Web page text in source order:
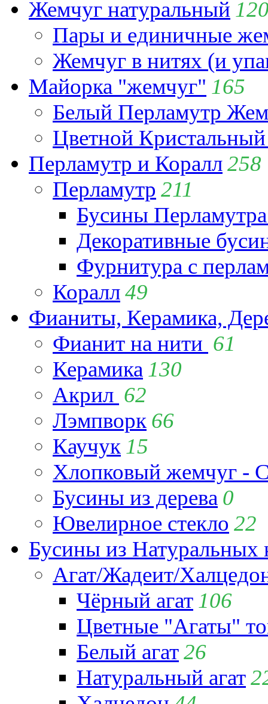
Жемчуг натуральный
Пары и единичные
Жемчуг в нитях (и
Майорка "жемчуг" 165
Белый Перламутр
Цветной
Перламутр и Коралл258
Перламутр 211
Бусины
Декоративные
Фурнитура с
Коралл49
Фианиты, Керамика,
Фианит на нити 61
Керамика 130
Акрил 62
Лэмпворк 66
Каучук 15
Хлопковый жемчуг -
Бусины из дерева 0
Ювелирное стекло 22
Бусины из Натуральных
Агат/Жадеит/
Чёрный агат 106
Цветные "Агаты"
Белый агат26
Натуральный агат